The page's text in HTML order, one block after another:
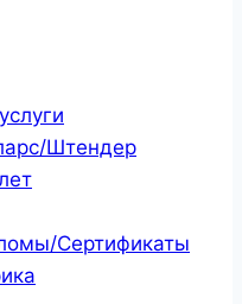
Штендер
Сертификаты